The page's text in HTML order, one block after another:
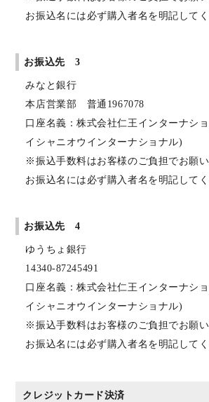
お振込名には必ず購入者名を明記してく
お振込先 3
みなと銀行
本店営業部 普通1967078
口座名義：株式会社仁王インターナシ
イシャニオウインターナショナル)
※振込手数料はお客様のご負担でお願い
お振込名には必ず購入者名を明記してく
お振込先 4
ゆうちょ銀行
14340-87245491
口座名義：株式会社仁王インターナシ
イシャニオウインターナショナル)
※振込手数料はお客様のご負担でお願い
お振込名には必ず購入者名を明記してく
クレジットカード決済